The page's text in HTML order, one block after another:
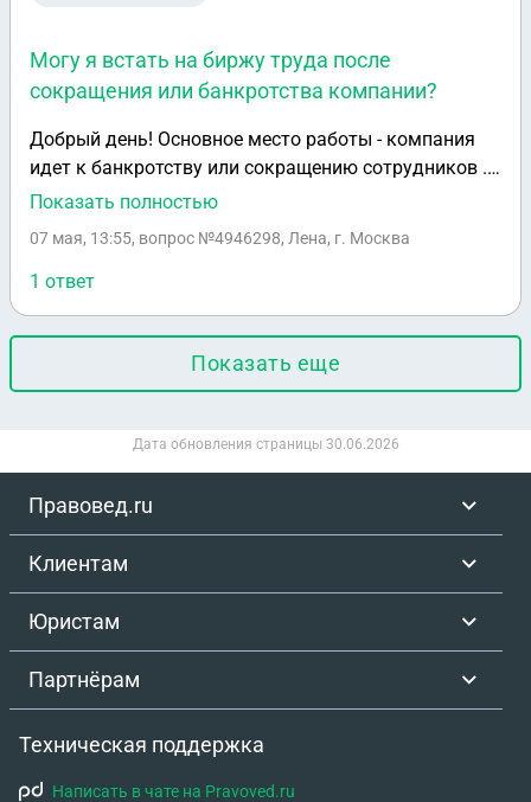
Могу я встать на биржу труда после
сокращения или банкротства компании?
Добрый день! Основное место работы - компания
идет к банкротству или сокращению сотрудников .
Могу я встать на биржу труда после сокращения
параллельно открыто ИП , деятельности по
которому еще нет.
Показать полностью
07 мая, 13:55, вопрос №4946298, Лена, г. Москва
1 ответ
Показать еще
Дата обновления страницы 30.06.2026
Правовед.ru
Клиентам
Юристам
Партнёрам
Техническая поддержка
Написать в чате на Pravoved.ru